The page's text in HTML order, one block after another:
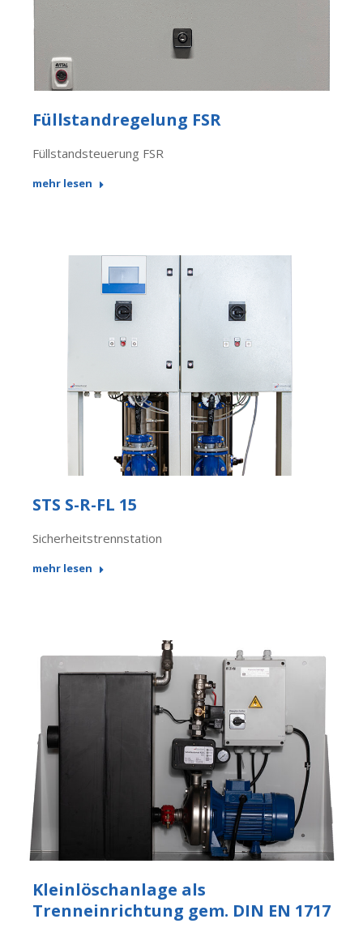
Füllstandregelung FSR
Füllstandsteuerung FSR
mehr lesen
STS S-R-FL 15
Sicherheitstrennstation
mehr lesen
Kleinlöschanlage als
Trenneinrichtung gem. DIN EN 1717